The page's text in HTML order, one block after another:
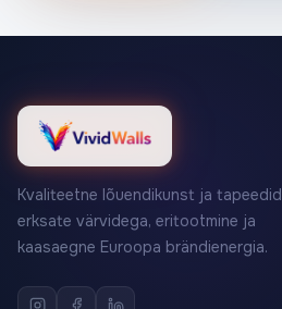
Kvaliteetne lõuendikunst ja tapeedid
erksate värvidega, eritootmine ja
kaasaegne Euroopa brändienergia.